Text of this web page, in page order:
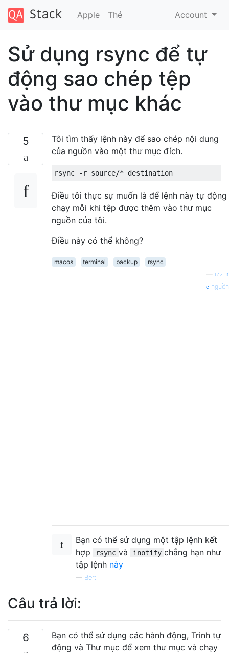
Apple Thẻ Account
Sử dụng rsync để tự
động sao chép tệp
vào thư mục khác
5
Tôi tìm thấy lệnh này để sao chép nội dung
của nguồn vào một thư mục đích.
rsync - r source/* destination
Điều tôi thực sự muốn là để lệnh này tự động
chạy mỗi khi tệp được thêm vào thư mục
nguồn của tôi.
Điều này có thể không?
macos terminal backup
rsync
izzur
nguồn
Bạn có thể sử dụng một tập lệnh kết
hợp
rsync và inotify chẳng hạn như
tập lệnh này
— Bert
Câu trả lời:
6
Bạn có thể sử dụng các hành động, Trình tự
động và Thư mục để xem thư mục và chạy